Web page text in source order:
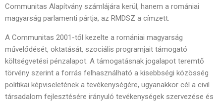
Communitas Alapítvány számlájára kerül, hanem a romániai
magyarság parlamenti pártja, az RMDSZ a címzett.
A Communitas 2001-től kezelte a romániai magyarság
művelődését, oktatását, szociális programjait támogató
költségvetési pénzalapot. A támogatásnak jogalapot teremtő
törvény szerint a forrás felhasználható a kisebbségi közösség
politikai képviseletének a tevékenységére, ugyanakkor cél a civil
társadalom fejlesztésére irányuló tevékenységek szervezése és